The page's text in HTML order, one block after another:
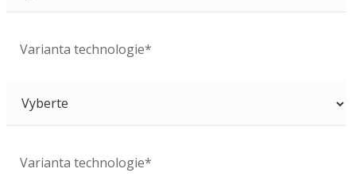
Varianta technologie*
Varianta technologie*